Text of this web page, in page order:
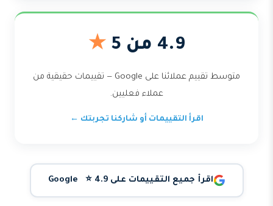
4.9 من 5 ★
متوسط تقييم عملائنا على Google — تقييمات حقيقية من
عملاء فعليين.
اقرأ التقييمات أو شاركنا تجربتك ←
اقرأ جميع التقييمات على Google ⭐ 4.9